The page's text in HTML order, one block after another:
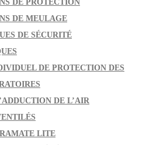
DE PROTECTION
DE MEULAGE
DE SÉCURITÉ
DE PROTECTION DES
DE L’AIR
LITE